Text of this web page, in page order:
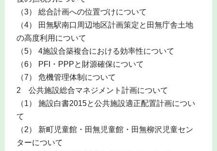
（3） 総合計画への位置づけについて
（4） 田無駅南口周辺地区計画策定と田無庁舎土地
の高度利用について
（5） 4施設合築複合における効率性について
（6） PFI・PPPと財源確保について
（7） 危機管理体制について
2 公共施設総合マネジメント計画について
（1） 施設白書2015と公共施設適正配置計画につい
て
（2） 新町児童館・田無児童館・田無柳沢児童セン
ターについて